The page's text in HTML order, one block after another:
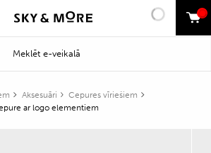
0
Aksesuāri
Cepures vīriešiem
ar logo elementiem